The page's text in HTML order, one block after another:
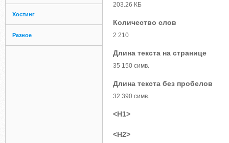
Хостинг
Разное
203.26 КБ
Количество слов
2 210
Длина текста на странице
35 150 симв.
Длина текста без пробелов
32 390 симв.
<H1>
<H2>